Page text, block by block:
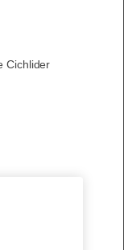
Cichlider